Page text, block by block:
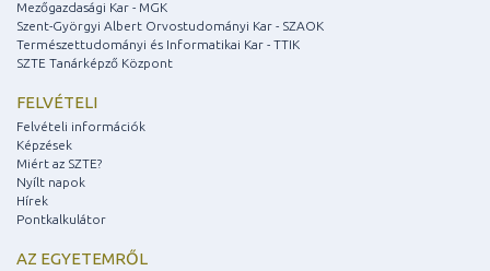
Mezőgazdasági Kar - MGK
Szent-Györgyi Albert Orvostudományi Kar - SZAOK
Természettudományi és Informatikai Kar - TTIK
SZTE Tanárképző Központ
FELVÉTELI
Felvételi információk
Képzések
Miért az SZTE?
Nyílt napok
Hírek
Pontkalkulátor
AZ EGYETEMRŐL